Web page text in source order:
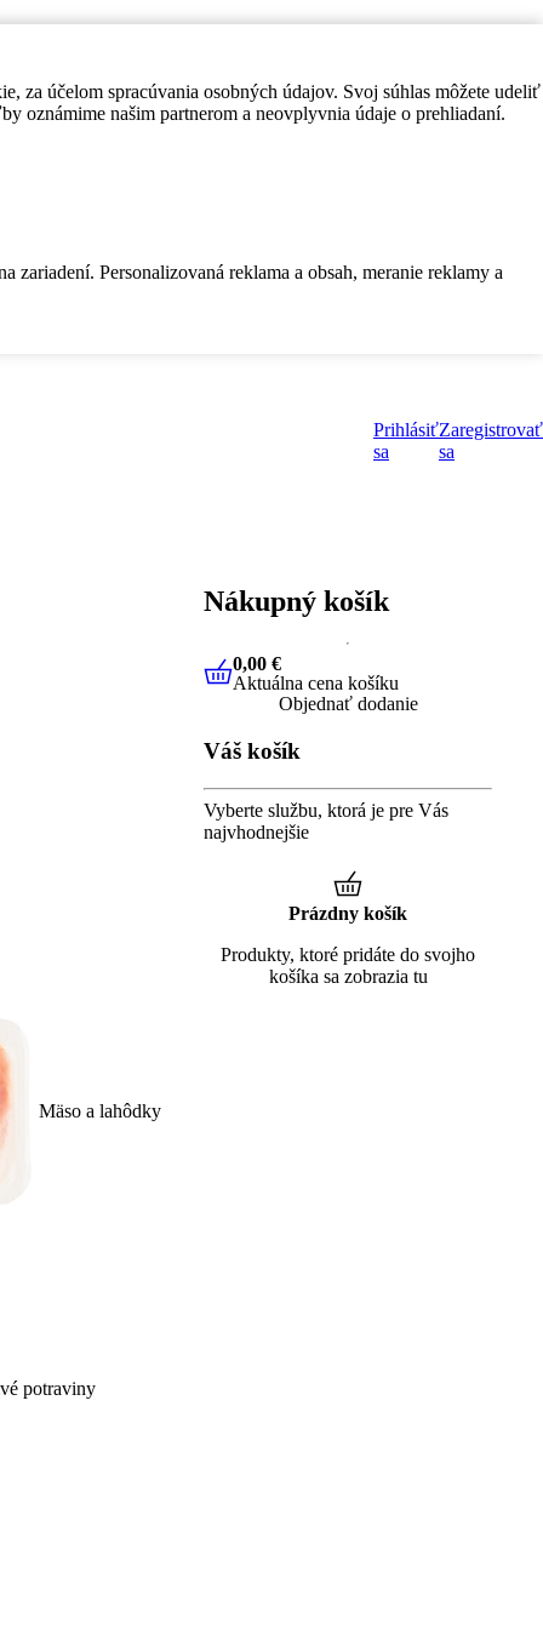
za účelom spracúvania osobných údajov. Svoj súhlas môžete udeliť
oznámime našim partnerom a neovplyvnia údaje o prehliadaní.
Personalizovaná reklama a obsah, meranie reklamy a
Prihlásiť
sa
Zaregistrovať
sa
Mäso a lahôdky
potraviny
Nákupný košík
0,00 €Aktuálna cena košíku
0,00 €
Aktuálna cena košíku
Objednať dodanie
Váš košík
Vyberte službu, ktorá je pre Vás
najvhodnejšie
Prázdny košík
Produkty, ktoré pridáte do svojho
košíka sa zobrazia tu